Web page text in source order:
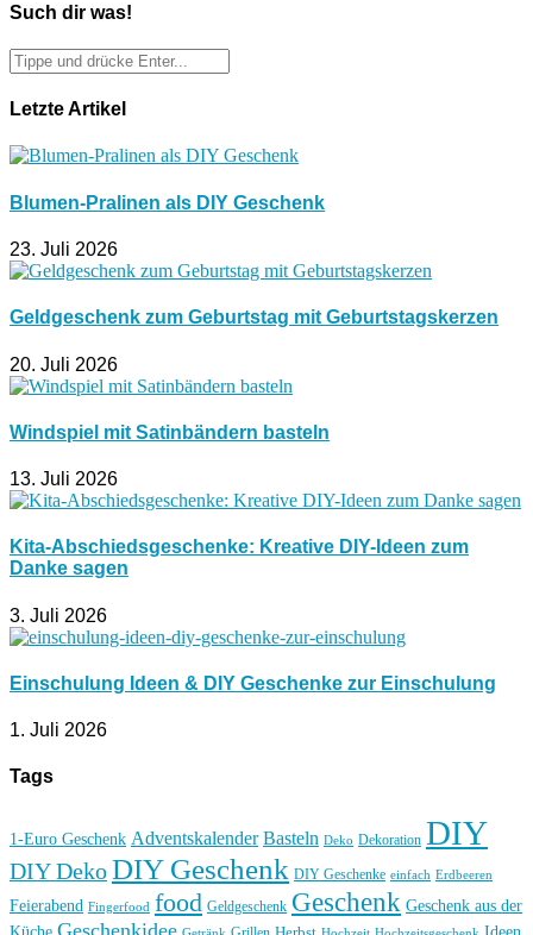
Such dir was!
Letzte Artikel
Blumen-Pralinen als DIY Geschenk
23. Juli 2026
Geldgeschenk zum Geburtstag mit Geburtstagskerzen
20. Juli 2026
Windspiel mit Satinbändern basteln
13. Juli 2026
Kita-Abschiedsgeschenke: Kreative DIY-Ideen zum
Danke sagen
3. Juli 2026
Einschulung Ideen & DIY Geschenke zur Einschulung
1. Juli 2026
Tags
1-Euro Geschenk Adventskalender Basteln Deko Dekoration DIY
DIY DekoDIY Geschenk DIY Geschenke einfach Erdbeeren
Feierabend Fingerfood food Geldgeschenk Geschenk Geschenk aus der
Küche Geschenkidee